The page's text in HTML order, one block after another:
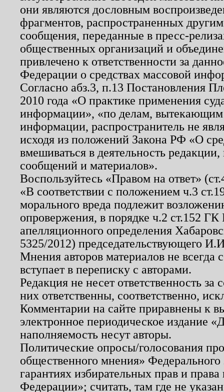
они являются дословным
фрагментов, распространенных
сообщения, переданные в пресс-
общественных организаций и
привлечено к ответственности за
Федерации о средствах массовой
Согласно абз.3, п.13 Постановления
2010 года «О практике применения
информации», «по делам, вытекающим
информации, распространитель не
исходя из положений Закона РФ «О
вмешиваться в деятельность
сообщений и материалов».
Воспользуйтесь «Правом на ответ»
«В соответствии с положением ч.3
морального вреда подлежит
опровержения, в порядке ч.2 ст.152
апелляционного определения
5325/2012) председательствующего
Мнения авторов материалов не
вступает в переписку с авторами.
Редакция не несет ответственность
них ответственны, соответственно,
Комментарии на сайте приравнены к
электронное периодическое издание
наполняемость несут авторы.
Политические опросы/голосования
общественного мнения»
гарантиях избирательных прав и
Федерации»; считать, там где не